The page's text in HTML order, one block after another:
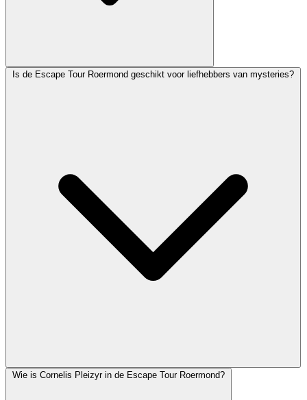
Is de Escape Tour Roermond geschikt voor liefhebbers van mysteries?
Wie is Cornelis Pleizyr in de Escape Tour Roermond?